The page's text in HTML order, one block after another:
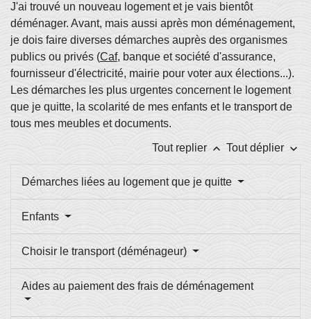
J'ai trouvé un nouveau logement et je vais bientôt
déménager. Avant, mais aussi après mon déménagement,
je dois faire diverses démarches auprès des organismes
publics ou privés (Caf, banque et société d'assurance,
fournisseur d'électricité, mairie pour voter aux élections...).
Les démarches les plus urgentes concernent le logement
que je quitte, la scolarité de mes enfants et le transport de
tous mes meubles et documents.
Tout replier keyboard_arrow_up Tout déplier keyboard_arrow_down
Démarches liées au logement que je quitte
Enfants
Choisir le transport (déménageur)
Aides au paiement des frais de déménagement